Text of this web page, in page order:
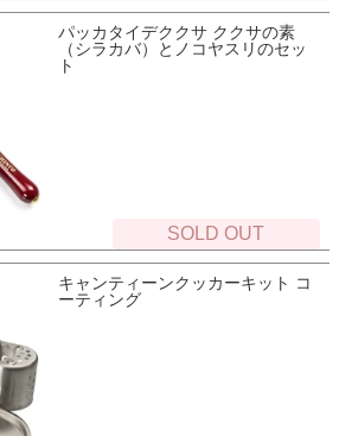
パッカタイデククサ ククサの素
（シラカバ）とノコヤスリのセッ
ト
SOLD OUT
キャンティーンクッカーキット コ
ーティング